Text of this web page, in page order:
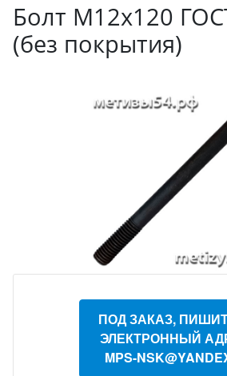
Болт М12х120
(без покрытия)
ПОД ЗАКАЗ,
ЭЛЕКТРОННЫЙ
MPS-